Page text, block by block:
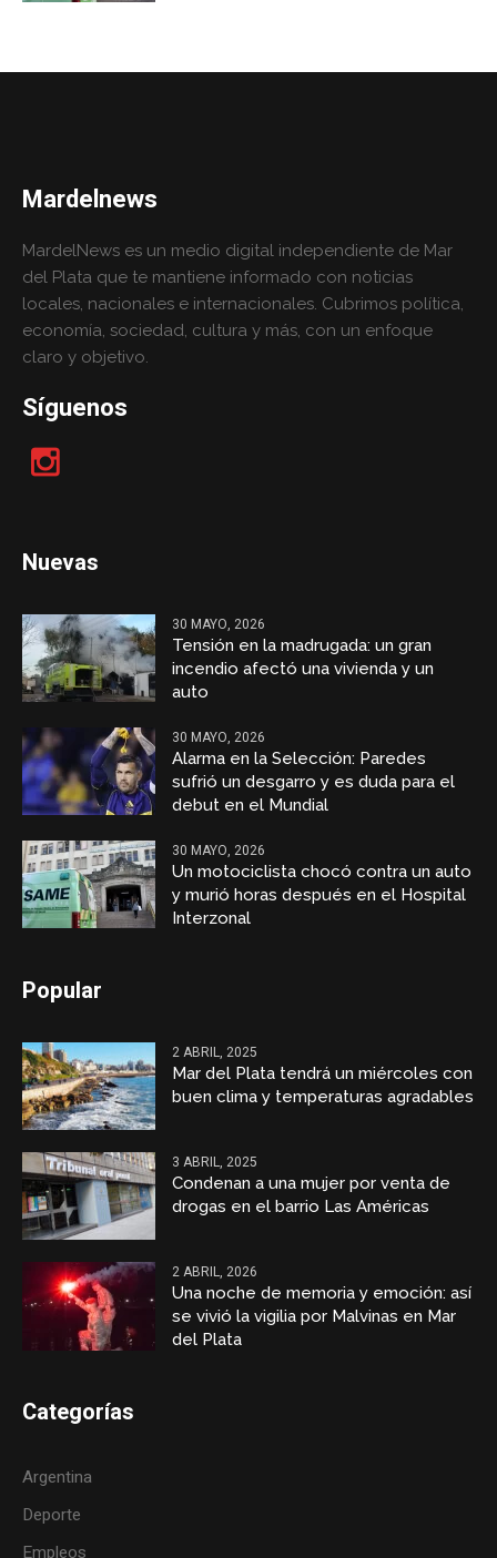
Mardelnews
MardelNews es un medio digital independiente de Mar
del Plata que te mantiene informado con noticias
locales, nacionales e internacionales. Cubrimos política,
economía, sociedad, cultura y más, con un enfoque
claro y objetivo.
Síguenos
Nuevas
30 MAYO, 2026
Tensión en la madrugada: un gran
incendio afectó una vivienda y un
auto
30 MAYO, 2026
Alarma en la Selección: Paredes
sufrió un desgarro y es duda para el
debut en el Mundial
30 MAYO, 2026
Un motociclista chocó contra un auto
y murió horas después en el Hospital
Interzonal
Popular
2 ABRIL, 2025
Mar del Plata tendrá un miércoles con
buen clima y temperaturas agradables
3 ABRIL, 2025
Condenan a una mujer por venta de
drogas en el barrio Las Américas
2 ABRIL, 2026
Una noche de memoria y emoción: así
se vivió la vigilia por Malvinas en Mar
del Plata
Categorías
Argentina
Deporte
Empleos